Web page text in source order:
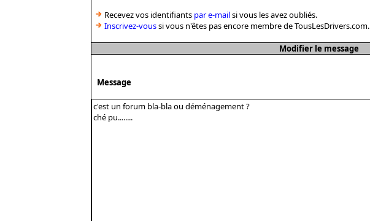
Recevez vos identifiants par e-mailsi vous les avez oubliés.
Inscrivez-voussi vous n'êtes pas encore membre de TousLesDrivers.com.
Modifier le message
Message